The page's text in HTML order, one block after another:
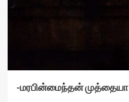
-மரபின்மைந்தன் முத்தையா